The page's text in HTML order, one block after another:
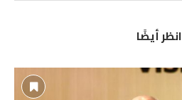
انظر أيضًا